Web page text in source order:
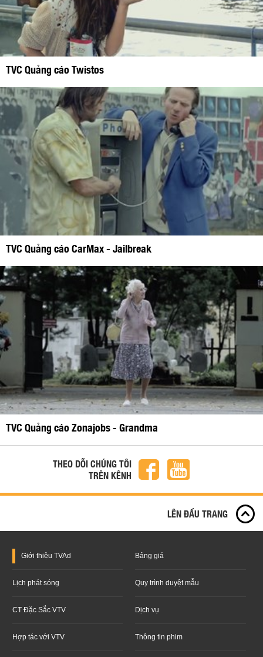
TVC Quảng cáo Twistos
TVC Quảng cáo CarMax - Jailbreak
TVC Quảng cáo Zonajobs - Grandma
THEO DÕI CHÚNG TÔI
TRÊN KÊNH
LÊN ĐẦU TRANG
Giới thiệu TVAd Bảng giá
Lịch phát sóng Quy trình duyệt mẫu
CT Đặc Sắc VTV Dịch vụ
Hợp tác với VTV Thông tin phim